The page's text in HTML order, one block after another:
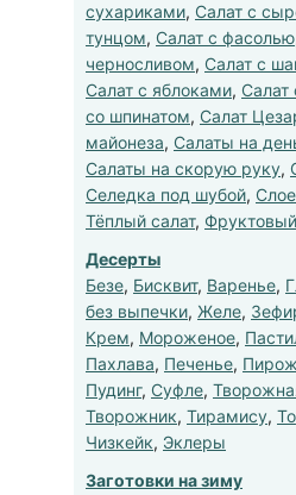
сухариками, Салат с
тунцом, Салат с фасолью
черносливом, Салат с
Салат с яблоками, Салат
со шпинатом, Салат
майонеза, Салаты на
Салаты на скорую руку,
Селедка под шубой,
Тёплый салат,
Десерты
Безе, Бисквит, Варенье,
без выпечки, Желе,
Крем, Мороженое,
Пахлава, Печенье,
Пудинг, Суфле,
Творожник, Тирамису,
Чизкейк, Эклеры
Заготовки на зиму